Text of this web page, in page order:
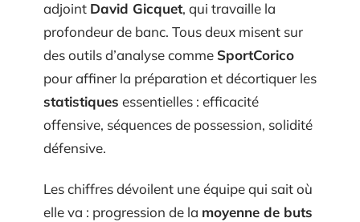
adjoint David Gicquet, qui travaille la
profondeur de banc. Tous deux misent sur
des outils d’analyse comme SportCorico
pour affiner la préparation et décortiquer les
statistiques essentielles : efficacité
offensive, séquences de possession, solidité
défensive.
Les chiffres dévoilent une équipe qui sait où
elle va : progression de la moyenne de buts